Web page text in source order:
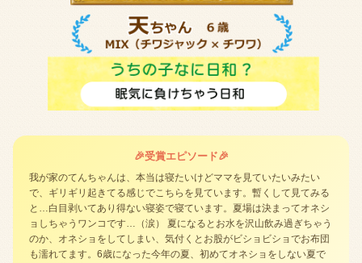
🎉受賞エピソード🎉
我が家のてんちゃんは、本当は寝たいけどママを見ていたいみたい
で、ギリギリ起きてる感じでこちらを見ています。暫くして見てみる
と…白目剥いてあり得ない寝姿で寝ています。夏場は決まってオネシ
ョしちゃうワンコです…（涙） 夏になるとお水を沢山飲み過ぎちゃう
のか、オネショをしてしまい、気付くとお股がビショビショでお布団
も濡れてます。6歳になった今年の夏、初めてオネショをしない夏で